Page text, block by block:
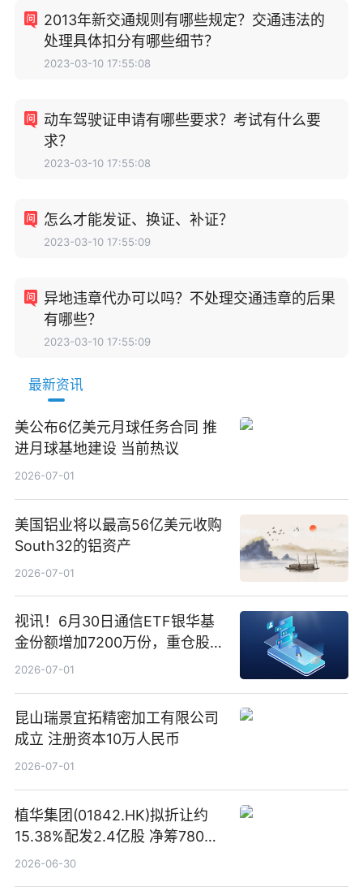
2013年新交通规则有哪些规定？交通违法的
处理具体扣分有哪些细节？
2023-03-10 17:55:08
动车驾驶证申请有哪些要求？考试有什么要
求？
2023-03-10 17:55:08
怎么才能发证、换证、补证？
2023-03-10 17:55:09
异地违章代办可以吗？不处理交通违章的后果
有哪些？
2023-03-10 17:55:09
最新资讯
美公布6亿美元月球任务合同 推
进月球基地建设 当前热议
2026-07-01
美国铝业将以最高56亿美元收购
South32的铝资产
2026-07-01
视讯！6月30日通信ETF银华基
金份额增加7200万份，重仓股新
易盛、中际旭创、立讯精密
2026-07-01
昆山瑞景宜拓精密加工有限公司
成立 注册资本10万人民币
2026-07-01
植华集团(01842.HK)拟折让约
15.38%配发2.4亿股 净筹780万
港元
2026-06-30